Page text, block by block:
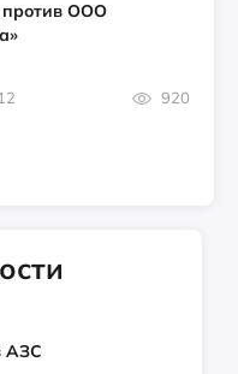
против ООО
920
АЗС